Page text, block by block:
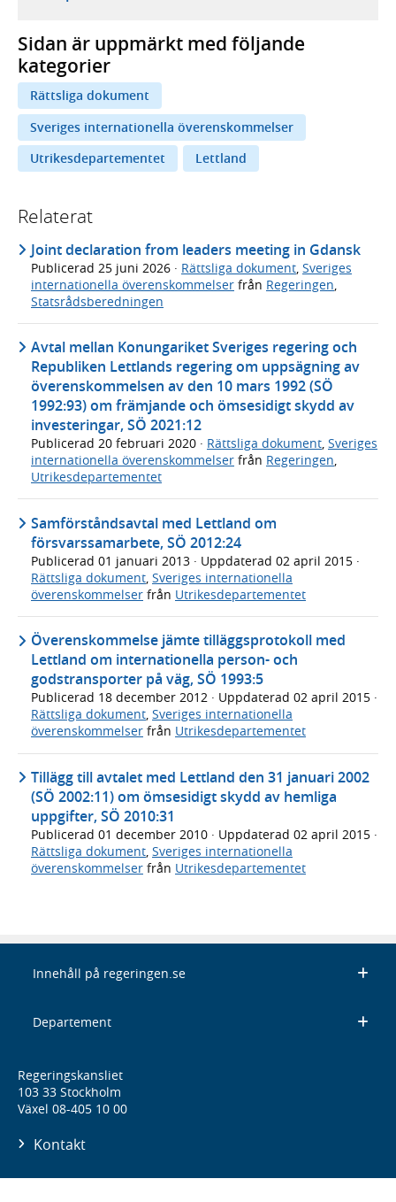
Sidan är uppmärkt med följande
kategorier
Rättsliga dokument
Sveriges internationella överenskommelser
Utrikesdepartementet
Lettland
Relaterat
Joint declaration from leaders meeting in Gdansk
Publicerad 25 juni 2026 · Rättsliga dokument Sveriges
internationella överenskommelser från Regeringen
Statsrådsberedningen
Avtal mellan Konungariket Sveriges regering och
Republiken Lettlands regering om uppsägning av
överenskommelsen av den 10 mars 1992 (SÖ
1992:93) om främjande och ömsesidigt skydd av
investeringar, SÖ 2021:12
Publicerad 20 februari 2020 · Rättsliga dokument, Sveriges
internationella överenskommelser från Regeringen,
Utrikesdepartementet
Samförståndsavtal med Lettland om
försvarssamarbete, SÖ 2012:24
Publicerad 01 januari 2013 · Uppdaterad 02 april 2015 ·
Rättsliga dokument, Sveriges internationella
överenskommelser från Utrikesdepartementet
Överenskommelse jämte tilläggsprotokoll med
Lettland om internationella person- och
godstransporter på väg, SÖ 1993:5
Publicerad 18 december 2012 · Uppdaterad 02 april 2015 ·
Rättsliga dokument, Sveriges internationella
överenskommelser från Utrikesdepartementet
Tillägg till avtalet med Lettland den 31 januari 2002
(SÖ 2002:11) om ömsesidigt skydd av hemliga
uppgifter, SÖ 2010:31
Publicerad 01 december 2010 · Uppdaterad 02 april 2015 ·
Rättsliga dokument, Sveriges internationella
överenskommelser från Utrikesdepartementet
Innehåll på regeringen.se
Departement
Regeringskansliet
103 33 Stockholm
Växel 08-405 10 00
Kontakt